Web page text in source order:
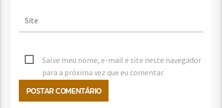
Salve meu nome, e-mail e site neste navegador
para a próxima vez que eu comentar.